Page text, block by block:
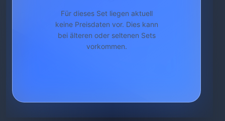
Für dieses Set liegen aktuell
keine Preisdaten vor. Dies kann
bei älteren oder seltenen Sets
vorkommen.